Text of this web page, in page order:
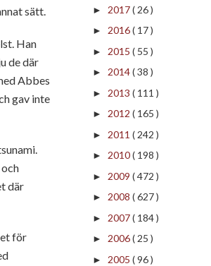
sätt.
Han
de där
Abbes
gav inte
där
för
► 2017( 26 )
► 2016( 17 )
► 2015 ( 55 )
► 2014( 38 )
► 2013 ( 111 )
► 2012 ( 165 )
► 2011 ( 242 )
► 2010( 198 )
► 2009 ( 472 )
► 2008 ( 627 )
► 2007( 184 )
► 2006( 25 )
► 2005 ( 96 )